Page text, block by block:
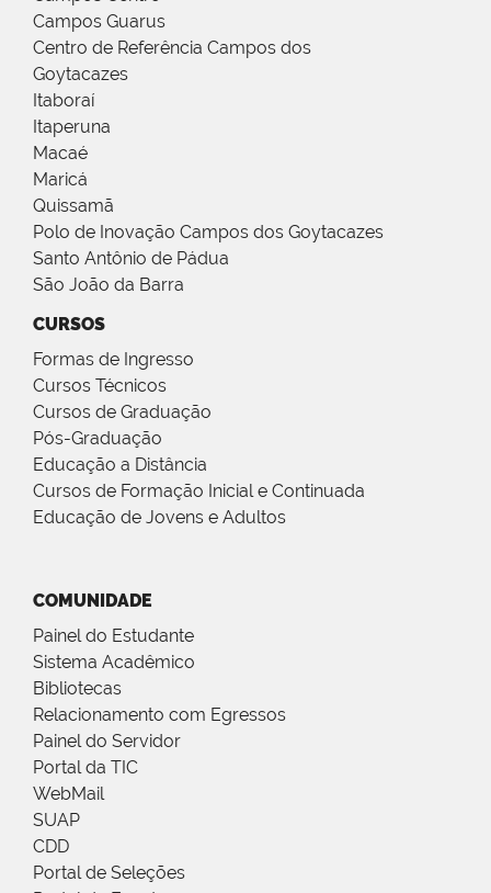
Campos Guarus
Centro de Referência Campos dos
Goytacazes
Itaboraí
Itaperuna
Macaé
Maricá
Quissamã
Polo de Inovação Campos dos Goytacazes
Santo Antônio de Pádua
São João da Barra
CURSOS
Formas de Ingresso
Cursos Técnicos
Cursos de Graduação
Pós-Graduação
Educação a Distância
Cursos de Formação Inicial e Continuada
Educação de Jovens e Adultos
COMUNIDADE
Painel do Estudante
Sistema Acadêmico
Bibliotecas
Relacionamento com Egressos
Painel do Servidor
Portal da TIC
WebMail
SUAP
CDD
Portal de Seleções